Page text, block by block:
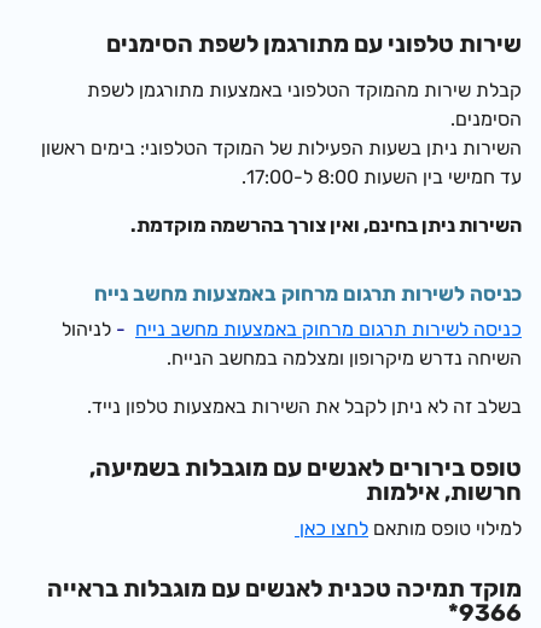
שירות טלפוני עם מתורגמן לשפת הסימנים
קבלת שירות מהמוקד הטלפוני באמצעות מתורגמן לשפת
הסימנים.
השירות ניתן בשעות הפעילות של המוקד הטלפוני: בימים ראשון
עד חמישי בין השעות 8:00 ל-17:00.
השירות ניתן בחינם, ואין צורך בהרשמה מוקדמת.
כניסה לשירות תרגום מרחוק באמצעות מחשב נייח
כניסה לשירות תרגום מרחוק באמצעות מחשב נייח- לניהול
השיחה נדרש מיקרופון ומצלמה במחשב הנייח.
בשלב זה לא ניתן לקבל את השירות באמצעות טלפון נייד.
טופס בירורים לאנשים עם מוגבלות בשמיעה,
חרשות, אילמות
למילוי טופס מותאםלחצו כאן
מוקד תמיכה טכנית לאנשים עם מוגבלות בראייה
9366*